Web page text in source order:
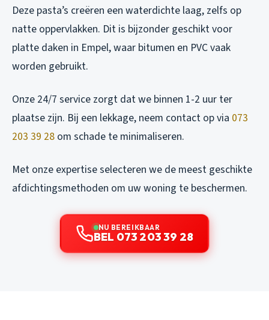
Deze pasta’s creëren een waterdichte laag, zelfs op
natte oppervlakken. Dit is bijzonder geschikt voor
platte daken in Empel, waar bitumen en PVC vaak
worden gebruikt.
Onze 24/7 service zorgt dat we binnen 1-2 uur ter
plaatse zijn. Bij een lekkage, neem contact op via 073
203 39 28 om schade te minimaliseren.
Met onze expertise selecteren we de meest geschikte
afdichtingsmethoden om uw woning te beschermen.
NU BEREIKBAAR
BEL 073 203 39 28